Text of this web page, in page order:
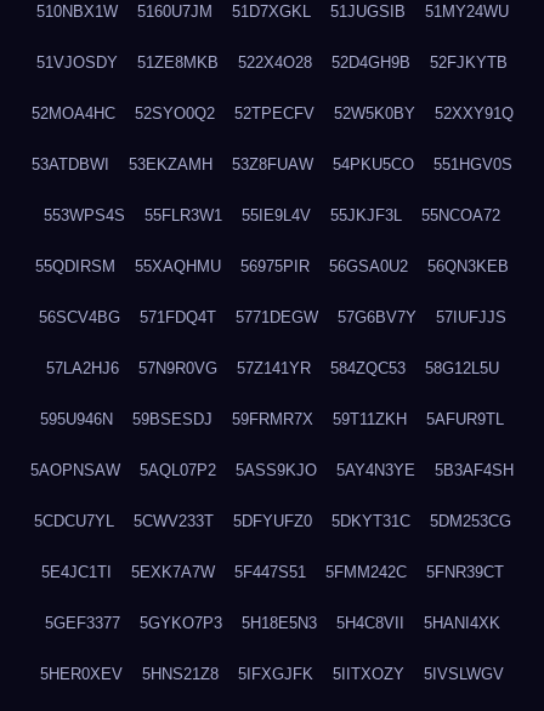
510NBX1W 5160U7JM 51D7XGKL 51JUGSIB 51MY24WU
51VJOSDY 51ZE8MKB 522X4O28 52D4GH9B 52FJKYTB
52MOA4HC 52SYO0Q2 52TPECFV 52W5K0BY 52XXY91Q
53ATDBWI 53EKZAMH 53Z8FUAW 54PKU5CO 551HGV0S
553WPS4S 55FLR3W1 55IE9L4V 55JKJF3L 55NCOA72
55QDIRSM 55XAQHMU 56975PIR 56GSA0U2 56QN3KEB
56SCV4BG 571FDQ4T 5771DEGW 57G6BV7Y 57IUFJJS
57LA2HJ6 57N9R0VG 57Z141YR 584ZQC53 58G12L5U
595U946N 59BSESDJ 59FRMR7X 59T11ZKH 5AFUR9TL
5AOPNSAW 5AQL07P2 5ASS9KJO 5AY4N3YE 5B3AF4SH
5CDCU7YL 5CWV233T 5DFYUFZ0 5DKYT31C 5DM253CG
5E4JC1TI 5EXK7A7W 5F447S51 5FMM242C 5FNR39CT
5GEF3377 5GYKO7P3 5H18E5N3 5H4C8VII 5HANI4XK
5HER0XEV 5HNS21Z8 5IFXGJFK 5IITXOZY 5IVSLWGV